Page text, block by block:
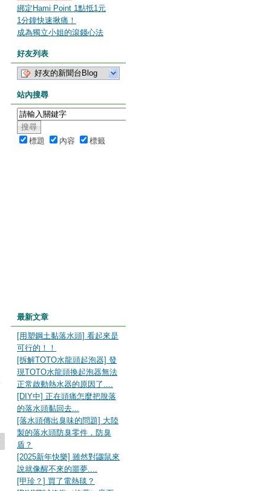
綁定Hami Point 1點抵1元
1分鐘快速揪痛！
成為獨立小姐的滾錢心法
好友列表
好友的新聞台Blog
站內搜尋
標題 內容 標籤
最新文章
[用塑鋼土黏落水頭] 看起來是
可行的！！
[拆解TOTO水龍頭起泡器] 發
現TOTO水龍頭換起泡器無法
正常啟動熱水器的原因了....
[DIY中] 正在頭痛怎麼把脫落
的落水頭黏回去...
[落水頭傳出臭味的問題] 大陸
製的落水頭防臭零件，防臭
盾？
[2025新年快樂] 雖然對鼴鼠來
說就像醒不來的噩夢....
[甲珍？] 買了電熱毯？